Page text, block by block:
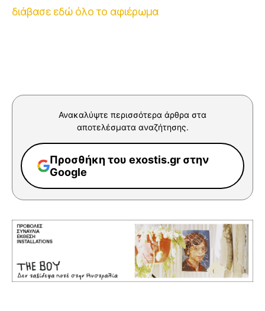
διάβασε εδώ όλο το αφιέρωμα
Ανακαλύψτε περισσότερα άρθρα στα
αποτελέσματα αναζήτησης.
Προσθήκη του exostis.gr στην
Google